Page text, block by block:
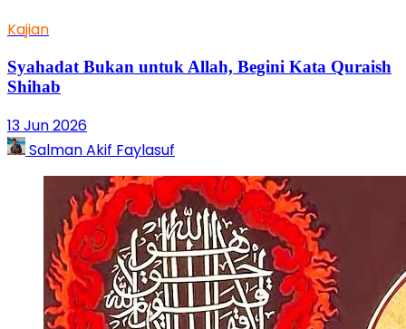
Kajian
Syahadat Bukan untuk Allah, Begini Kata Quraish
Shihab
13 Jun 2026
Salman Akif Faylasuf